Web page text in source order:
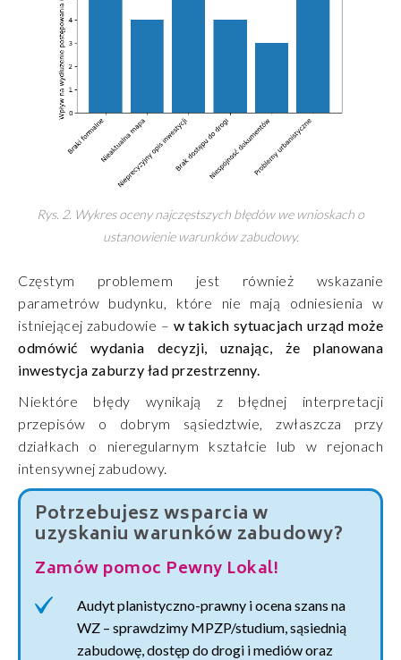
Rys. 2. Wykres oceny najczęstszych błędów we wnioskach o
ustanowienie warunków zabudowy.
Częstym problemem jest również wskazanie
parametrów budynku, które nie mają odniesienia w
istniejącej zabudowie – w takich sytuacjach urząd może
odmówić wydania decyzji, uznając, że planowana
inwestycja zaburzy ład przestrzenny.
Niektóre błędy wynikają z błędnej interpretacji
przepisów o dobrym sąsiedztwie, zwłaszcza przy
działkach o nieregularnym kształcie lub w rejonach
intensywnej zabudowy.
Potrzebujesz wsparcia w
uzyskaniu warunków zabudowy?
Zamów pomoc Pewny Lokal!
Audyt planistyczno-prawny i ocena szans na
WZ – sprawdzimy MPZP/studium, sąsiednią
zabudowę, dostęp do drogi i mediów oraz